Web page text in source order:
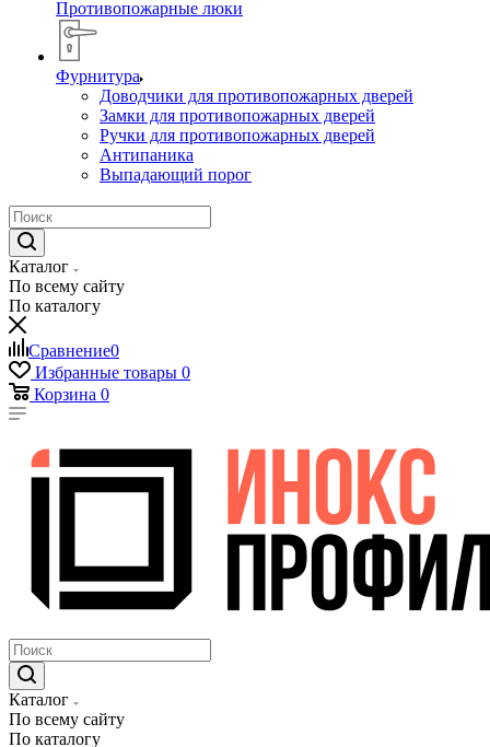
Противопожарные люки
Фурнитура
Доводчики для противопожарных дверей
Замки для противопожарных дверей
Ручки для противопожарных дверей
Антипаника
Выпадающий порог
Каталог
По всему сайту
По каталогу
Сравнение0
Избранные товары 0
Корзина 0
Каталог
По всему сайту
По каталогу